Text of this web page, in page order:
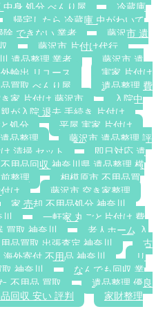
中身 処分 べんり屋
冷蔵庫
帰宅したら 冷蔵庫 虫がわいて
除 できない 業者
藤沢市 遺
藤沢市 片付け代行
遺品整理 業者
藤沢市 遺
輸出 リユース
実家 片付け
買取 べんり屋
遺品整理 費
家 片付け 藤沢市
入院中
親が入院 退去 手続き 片付け
処分
平屋 実家 片付け
品整理
藤沢市 遺品整理 評
清掃 セット
即日対応 遺
用品回収 神奈川県 遺品整理 横
整理
相模原市 不用品買
け
藤沢市 空き家整理
家 売却 不用品処分 神奈川
一軒家 丸ごと片付け 費
買取 神奈川
老人ホーム 入
品買取 出張査定 神奈川
古
海外寄付 不用品 神奈川
リ
神奈川
なんでも回収 業
不用品 買取
遺品整理 優良
回収 安い 評判
家財整理